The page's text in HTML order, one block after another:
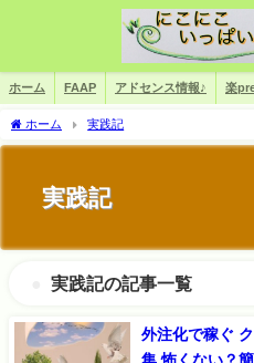
ホーム FAAP アドセンス情報♪ 楽
ホーム 実践記
実践記
実践記の記事一覧
外注化で稼ぐ
集 怖くない？